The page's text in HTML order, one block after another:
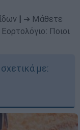
➔ Μάθετε
Ποιοι
με: